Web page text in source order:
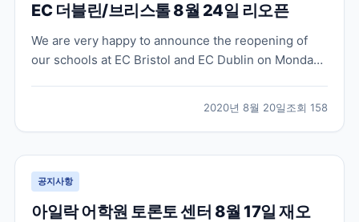
EC 더블린/브리스톨 8월 24일 리오픈
We are very happy to announce the reopening of
our schools at EC Bristol and EC Dublin on Monday
2020년 8월 20일조회 158
공지사항
아일락 어학원 토론토 센터 8월 17일 재오